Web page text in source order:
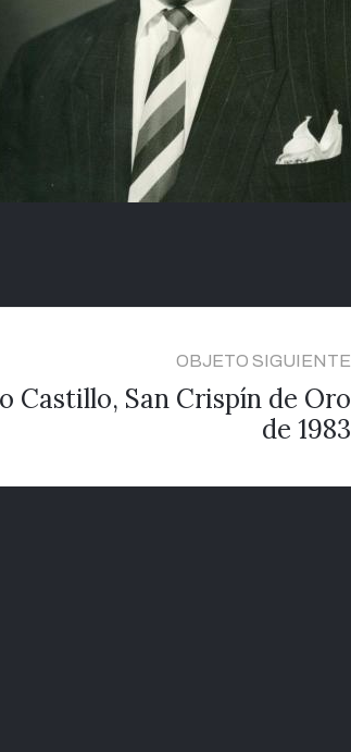
OBJETO SIGUIENTE
Castillo, San Crispín de Oro
de 1983